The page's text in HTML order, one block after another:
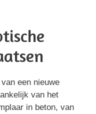
een nieuwe
van het
in beton, van